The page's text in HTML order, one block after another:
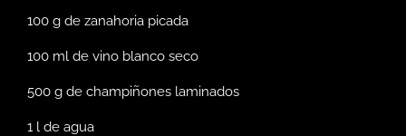
100 g de zanahoria picada
100 ml de vino blanco seco
500 g de champiñones laminados
1 l de agua